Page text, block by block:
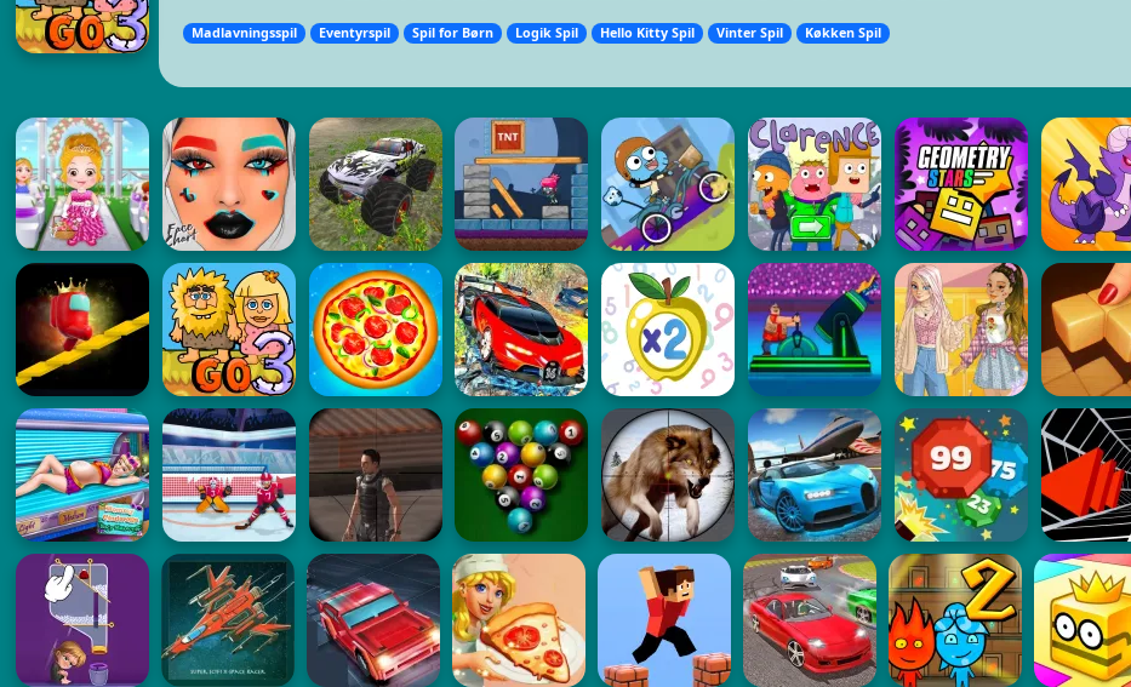
Madlavningsspil Eventyrspil Spil for Børn Logik Spil Hello Kitty Spil Vinter Spil Køkken Spil